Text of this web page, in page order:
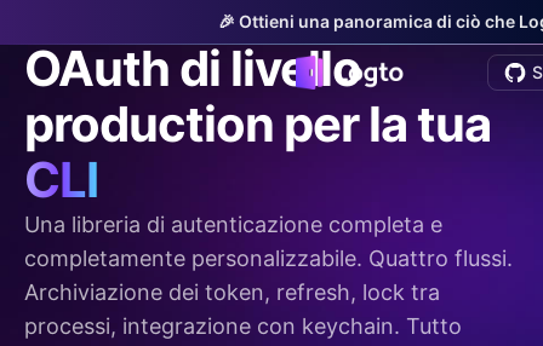
🎉 Ottieni una panoramica di ciò che
v0.1.0-beta
OAuth di livello
production per la tua
CLI
Una libreria di autenticazione completa e
completamente personalizzabile. Quattro flussi.
Archiviazione dei token, refresh, lock tra
processi, integrazione con keychain. Tutto